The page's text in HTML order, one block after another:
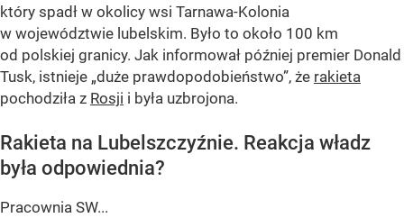
który spadł w okolicy wsi Tarnawa-Kolonia
w województwie lubelskim. Było to około 100 km
od polskiej granicy. Jak informował później premier Donald
Tusk, istnieje „duże prawdopodobieństwo”, że rakieta
pochodziła z Rosji i była uzbrojona.
Rakieta na Lubelszczyźnie. Reakcja władz
była odpowiednia?
Pracownia SW...